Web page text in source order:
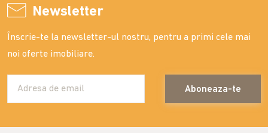
Newsletter
Înscrie-te la newsletter-ul nostru, pentru a primi cele mai
noi oferte imobiliare.
Aboneaza-te